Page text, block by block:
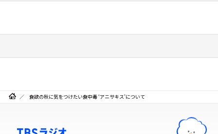
食欲の秋に気をつけたい食中毒 ‘アニサキス’について